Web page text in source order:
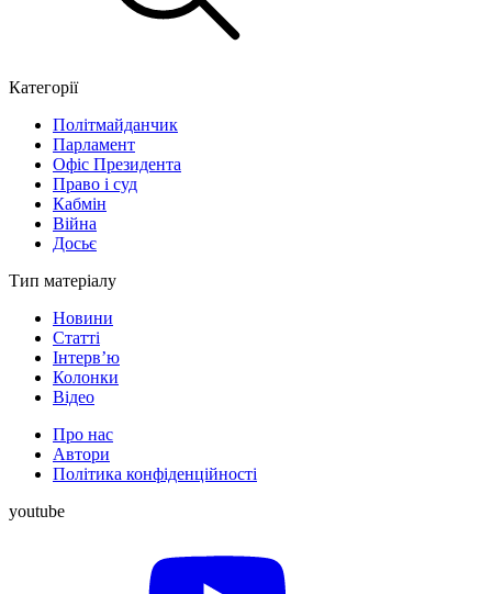
Категорії
Політмайданчик
Парламент
Офіс Президента
Право і суд
Кабмін
Війна
Досьє
Тип матеріалу
Новини
Статті
Інтерв’ю
Колонки
Відео
Про нас
Автори
Політика конфіденційності
youtube